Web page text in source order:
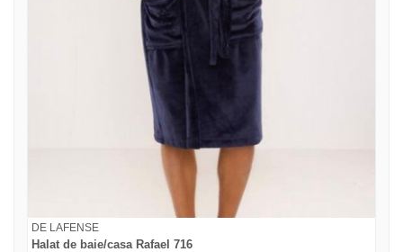
DE LAFENSE
Halat de baie/casa Rafael 716